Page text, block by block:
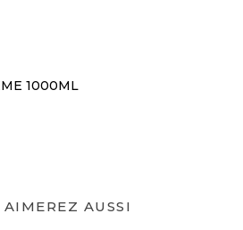
1000ML
AIMEREZ AUSSI